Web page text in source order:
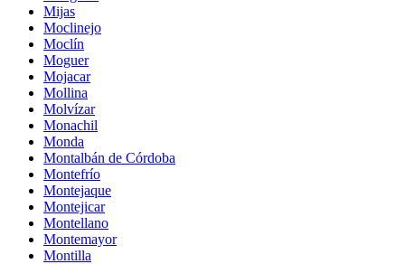
Mijas
Moclinejo
Moclín
Moguer
Mojacar
Mollina
Molvízar
Monachil
Monda
Montalbán de Córdoba
Montefrío
Montejaque
Montejicar
Montellano
Montemayor
Montilla